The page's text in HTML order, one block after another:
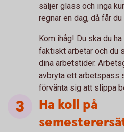
säljer glass och inga
regnar en dag, då får
Kom ihåg! Du ska du
faktiskt arbetar och du
dina arbetstider.
avbryta ett arbetspass
förvänta sig att slippa
Ha koll på